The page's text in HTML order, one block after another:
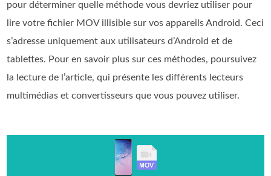
pour déterminer quelle méthode vous devriez utiliser pour
lire votre fichier MOV illisible sur vos appareils Android. Ceci
s’adresse uniquement aux utilisateurs d’Android et de
tablettes. Pour en savoir plus sur ces méthodes, poursuivez
la lecture de l’article, qui présente les différents lecteurs
multimédias et convertisseurs que vous pouvez utiliser.